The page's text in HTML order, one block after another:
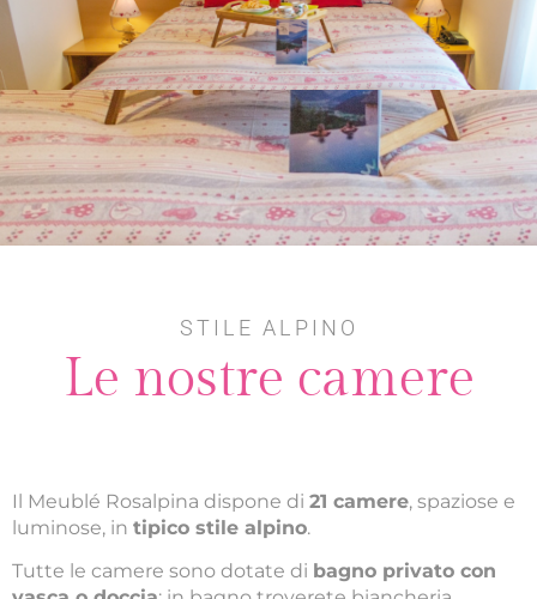
STILE ALPINO
Le nostre camere
Il Meublé Rosalpina dispone di 21 camere, spaziose e
luminose, in tipico stile alpino.
Tutte le camere sono dotate di bagno privato con